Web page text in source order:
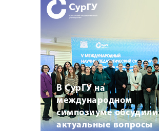
В СурГУ на
международном
симпозиуме обсудили
актуальные вопросы